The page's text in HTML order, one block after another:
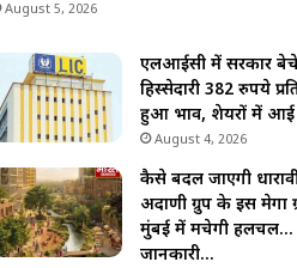
August 5, 2026
एलआईसी में सरकार
हिस्सेदारी 382 रुपये
हुआ भाव, शेयरों में आई
August 4, 2026
कैसे बदल जाएगी
अदाणी ग्रुप के इस मेगा
मुंबई में मचेगी हलचल…
जानकारी…